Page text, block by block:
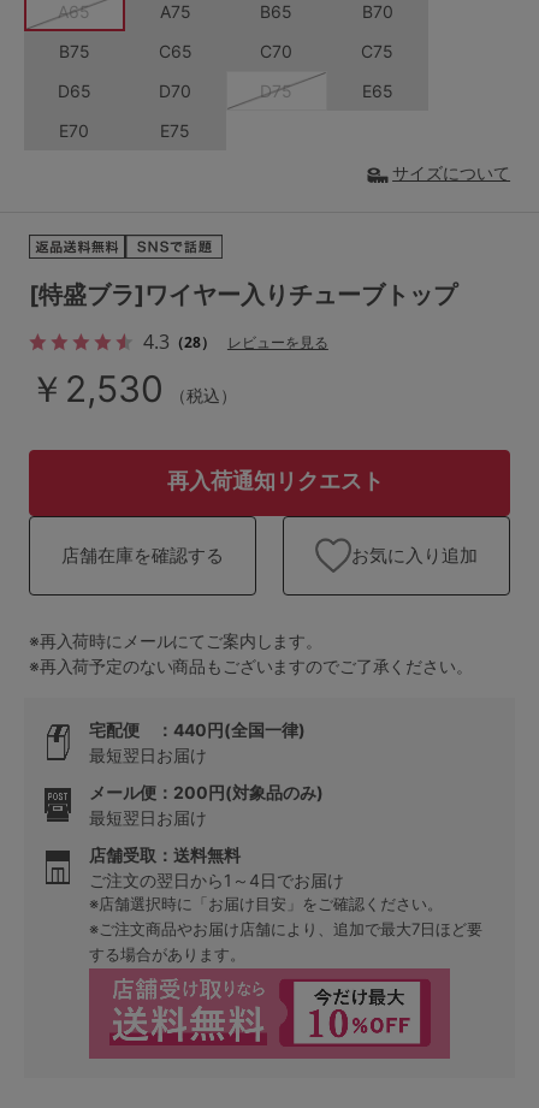
M-AB M-EF
L-AB L-EF
セールアイテム
その他から探す
ランキング
高評価レビューアイテム
WEB限定アイテム
検索を閉じる
[特盛ブラ]ワイヤー入りチューブトップ
4.3 （28） レビューを見る
￥2,530 （税込）
A65 A75 B65
B70
B75
C65 C70
C75
D65
D70 D75
E65
E70
E75
サイズについて
再入荷通知リクエスト
店舗在庫を確認する お気に入り追加
※再入荷時にメールにてご案内します。
※再入荷予定のない商品もございますのでご了承ください。
宅配便 ：440円(全国一律)
最短翌日お届け
メール便：200円(対象品のみ)
最短翌日お届け
店舗受取：送料無料
ご注文の翌日から1～4日でお届け
※店舗選択時に「お届け目安」をご確認ください。
※ご注文商品やお届け店舗により、追加で最大7日ほど要
する場合があります。